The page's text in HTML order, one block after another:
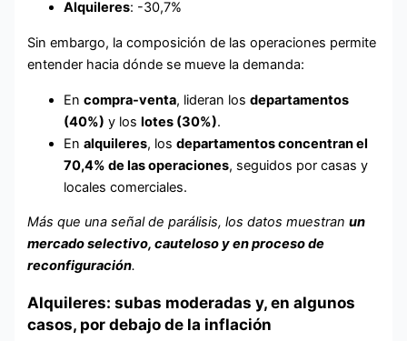
Alquileres: -30,7%
Sin embargo, la composición de las operaciones permite
entender hacia dónde se mueve la demanda:
Encompra-venta, lideran losdepartamentos
(40%) y loslotes (30%).
Enalquileres, losdepartamentos concentran el
70,4% de las operaciones, seguidos por casas y
locales comerciales.
Más que una señal de parálisis, los datos muestranun
mercado selectivo, cauteloso y en proceso de
reconfiguración.
Alquileres: subas moderadas y, en algunos
casos, por debajo de la inflación